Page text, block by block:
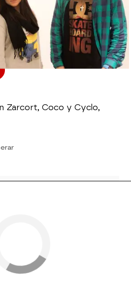
de 2015, 18:33
Zarcort, Coco y Cyclo,